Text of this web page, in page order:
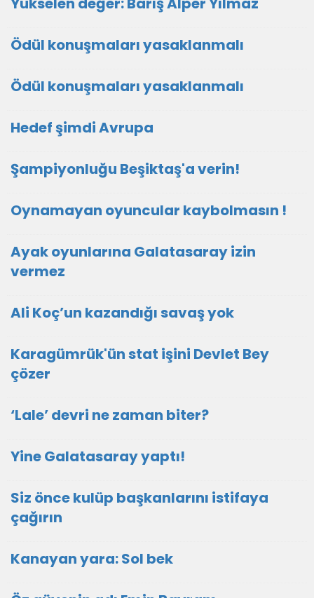
Ödül konuşmaları yasaklanmalı
Ödül konuşmaları yasaklanmalı
Hedef şimdi Avrupa
Şampiyonluğu Beşiktaş'a verin!
Oynamayan oyuncular kaybolmasın !
Ayak oyunlarına Galatasaray izin
vermez
Ali Koç’un kazandığı savaş yok
Karagümrük'ün stat işini Devlet Bey
çözer
‘Lale’ devri ne zaman biter?
Yine Galatasaray yaptı!
Siz önce kulüp başkanlarını istifaya
çağırın
Kanayan yara: Sol bek